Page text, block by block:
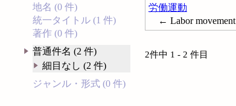
地名 (0 件)
統一タイトル (1 件)
著作 (0 件)
普通件名 (2 件)
細目なし (2 件)
ジャンル・形式 (0 件)
労働運動
← Labor movement
2件中 1 - 2 件目